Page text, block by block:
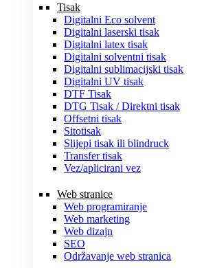
Tisak
Digitalni Eco solvent
Digitalni laserski tisak
Digitalni latex tisak
Digitalni solventni tisak
Digitalni sublimacijski tisak
Digitalni UV tisak
DTF Tisak
DTG Tisak / Direktni tisak
Offsetni tisak
Sitotisak
Slijepi tisak ili blindruck
Transfer tisak
Vez/aplicirani vez
Web stranice
Web programiranje
Web marketing
Web dizajn
SEO
Održavanje web stranica